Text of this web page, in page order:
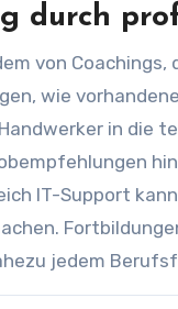
durch
von
wie
in die
IT-Support
jedem